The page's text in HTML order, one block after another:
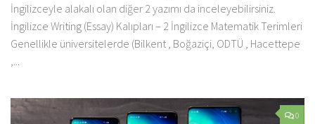
İngilizceyle alakalı olan diğer 2 yazımı da inceleyebilirsiniz.
İngilizce Writing (Essay) Kalıpları – 2 İngilizce Matematik Terimleri
Genellikle üniversitelerde (Bilkent , Boğaziçi, ODTÜ , Hacettepe
0